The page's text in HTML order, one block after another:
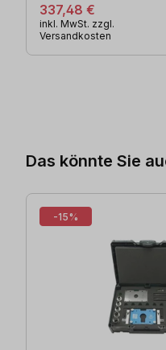
337,48 €
inkl. MwSt. zzgl.
Versandkosten
Das könnte Sie
-15%